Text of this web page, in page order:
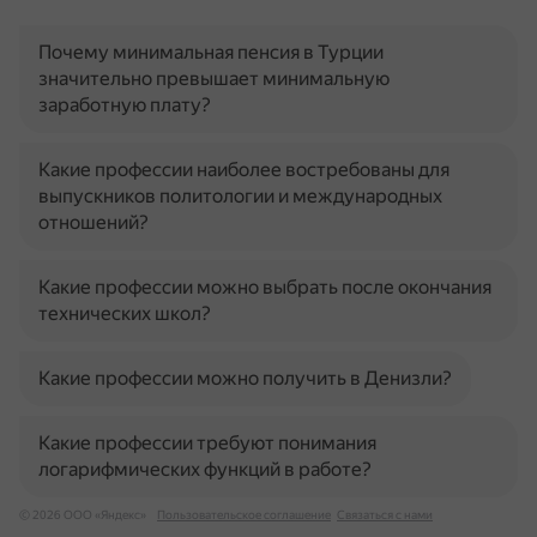
Почему минимальная пенсия в Турции
значительно превышает минимальную
заработную плату?
Какие профессии наиболее востребованы для
выпускников политологии и международных
отношений?
Какие профессии можно выбрать после окончания
технических школ?
Какие профессии можно получить в Денизли?
Какие профессии требуют понимания
логарифмических функций в работе?
© 2026 ООО «Яндекс» Пользовательское соглашение Связаться с нами